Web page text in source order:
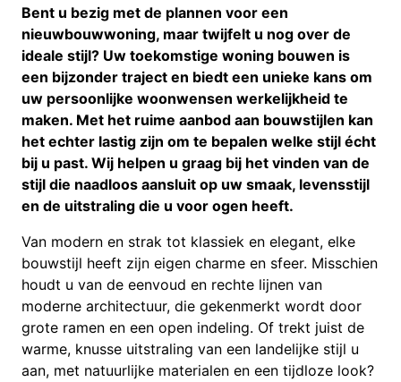
Bent u bezig met de plannen voor een
nieuwbouwwoning, maar twijfelt u nog over de
ideale stijl? Uw toekomstige woning bouwen is
een bijzonder traject en biedt een unieke kans om
uw persoonlijke woonwensen werkelijkheid te
maken. Met het ruime aanbod aan bouwstijlen kan
het echter lastig zijn om te bepalen welke stijl écht
bij u past. Wij helpen u graag bij het vinden van de
stijl die naadloos aansluit op uw smaak, levensstijl
en de uitstraling die u voor ogen heeft.
Van modern en strak tot klassiek en elegant, elke
bouwstijl heeft zijn eigen charme en sfeer. Misschien
houdt u van de eenvoud en rechte lijnen van
moderne architectuur, die gekenmerkt wordt door
grote ramen en een open indeling. Of trekt juist de
warme, knusse uitstraling van een landelijke stijl u
aan, met natuurlijke materialen en een tijdloze look?